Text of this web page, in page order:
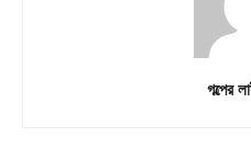
গল্পের